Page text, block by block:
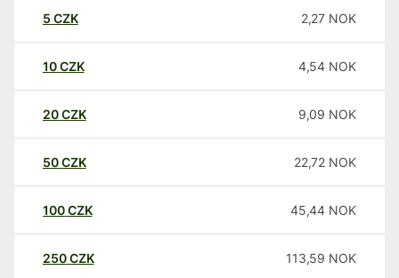
5 CZK 2,27 NOK
10CZK 4,54 NOK
20CZK 9,09 NOK
50CZK 22,72 NOK
100CZK 45,44 NOK
250CZK 113,59 NOK